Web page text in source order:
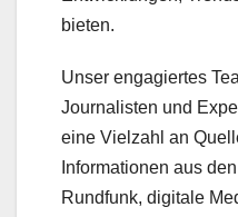
bieten.
Unser engagiertes
Journalisten und
eine Vielzahl an
Informationen aus
Rundfunk, digitale